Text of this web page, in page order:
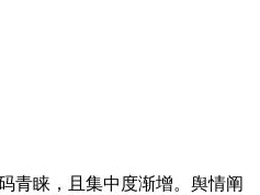
青睐，且集中度渐增。舆情阐